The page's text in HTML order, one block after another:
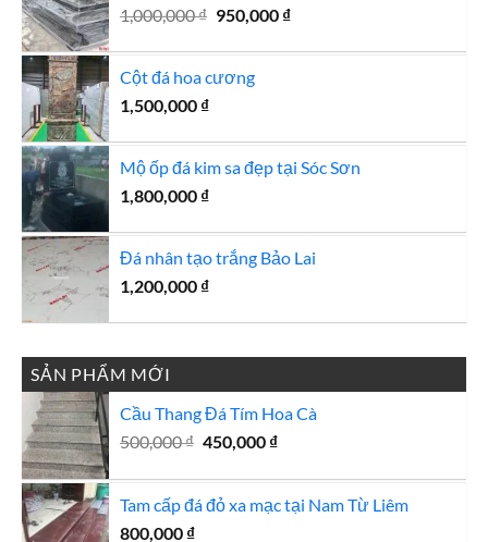
1,000,000₫ Giá
1,000,000 ₫.
950,000 ₫Giá
Cột đá hoa cương
1,500,000 ₫
Mộ ốp đá kim sa đẹp tại Sóc Sơn
1,800,000 ₫
Đá nhân tạo trắng Bảo Lai
1,200,000 ₫
SẢN PHẨM MỚI
Cầu Thang Đá Tím Hoa Cà
500,000₫ Giá
là:
500,000 ₫.
450,000 ₫Giá
tại
là:
Tam cấp đá đỏ xa mạc tại Nam Từ Liêm
800,000 ₫